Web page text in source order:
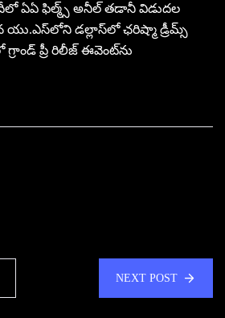
ఏఏ ఫిల్మ్స్ అనీల్ త‌డానీ విడుద‌ల
యు.ఎస్‌లోని డ‌ల్లాస్‌లో ఛరిష్మా డ్రీమ్స్
గ్రాండ్ ప్రీ రిలీజ్ ఈవెంట్‌ను
NEXT POST